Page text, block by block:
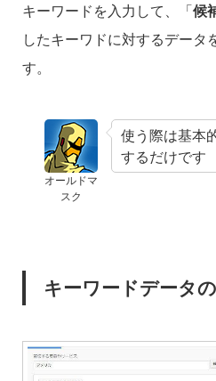
キーワードを入力して、「候
したキーワドに対するデータ
す。
オールドマ
スク
使う際は基本
するだけです
キーワードデータ